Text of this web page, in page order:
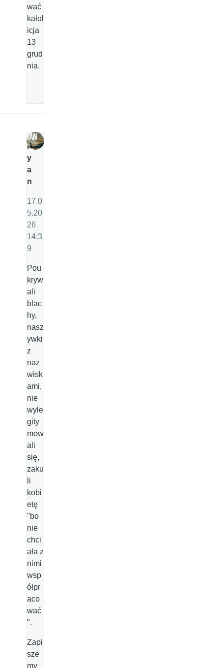
wać
kałol
icja
13
grud
nia.
R
y
a
n
17.0
5.20
26
14:3
9
Pou
kryw
ali
blac
hy,
nasz
ywki
z
naz
wisk
ami,
nie
wyle
gity
mow
ali
się,
zaku
li
kobi
etę
"bo
nie
chci
ała z
nimi
wsp
ółpr
aco
wać
".
Zapi
sze
my